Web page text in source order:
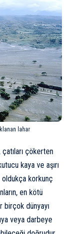
lahar
çatıları çökerten
kaya ve aşırı
oldukça korkunç
en kötü
birçok dünyayı
veya darbeye